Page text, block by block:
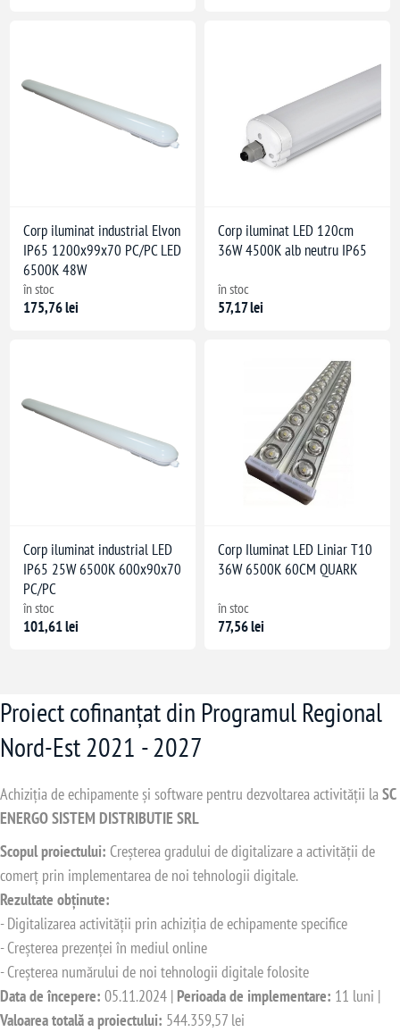
Corp iluminat industrial Elvon
IP65 1200x99x70 PC/PC LED
6500K 48W
în stoc
175,76 lei
Corp iluminat LED 120cm
36W 4500K alb neutru IP65
în stoc
57,17 lei
Corp iluminat industrial LED
IP65 25W 6500K 600x90x70
PC/PC
în stoc
101,61 lei
Corp Iluminat LED Liniar T10
36W 6500K 60CM QUARK
în stoc
77,56 lei
Proiect cofinanțat din Programul Regional
Nord-Est 2021 - 2027
Achiziția de echipamente și software pentru dezvoltarea activității laSC
ENERGO SISTEM DISTRIBUTIE SRL
Scopul proiectului: Creșterea gradului de digitalizare a activității de
comerț prin implementarea de noi tehnologii digitale.
Rezultate obținute:
- Digitalizarea activității prin achiziția de echipamente specifice
- Creșterea prezenței în mediul online
- Creșterea numărului de noi tehnologii digitale folosite
Data de începere: 05.11.2024 | Perioada de implementare: 11 luni |
Valoarea totală a proiectului: 544.359,57 lei